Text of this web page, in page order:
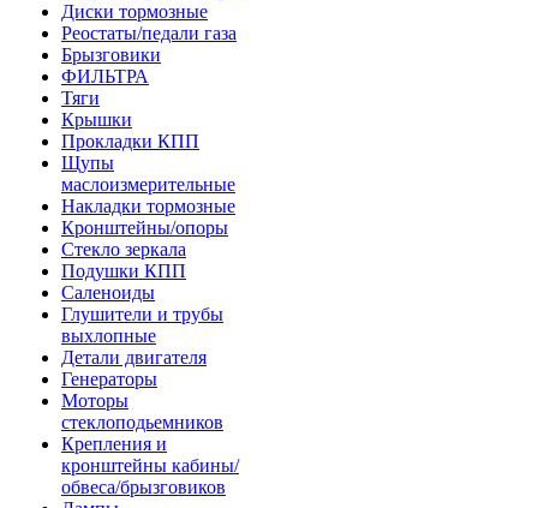
Диски тормозные
Реостаты/педали газа
Брызговики
ФИЛЬТРА
Тяги
Крышки
Прокладки КПП
Щупы
маслоизмерительные
Накладки тормозные
Кронштейны/опоры
Стекло зеркала
Подушки КПП
Саленоиды
Глушители и трубы
выхлопные
Детали двигателя
Генераторы
Моторы
стеклоподьемников
Крепления и
кронштейны кабины/
обвеса/брызговиков